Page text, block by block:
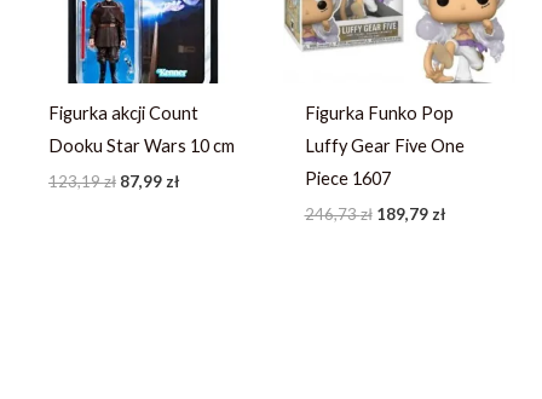
Figurka akcji Count
Dooku Star Wars 10 cm
123,19zł 87,99 zł
Figurka Funko Pop
Luffy Gear Five One
Piece 1607
246,73zł 189,79 zł